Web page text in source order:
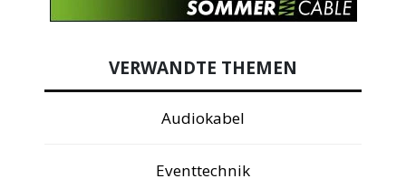
VERWANDTE THEMEN
Audiokabel
Eventtechnik